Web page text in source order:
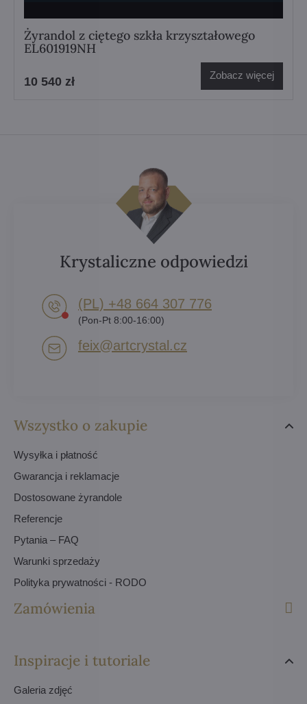
Żyrandol z ciętego szkła krzyształowego
EL601919NH
10 540 zł Zobacz więcej
Wszystko o zakupie
Wysyłka i płatność
Gwarancja i reklamacje
Dostosowane żyrandole
Referencje
Pytania – FAQ
Warunki sprzedaży
Polityka prywatności - RODO
Zamówienia
Inspiracje i tutoriale
Galeria zdjęć
Krystaliczne odpowiedzi
(PL) +48 664 307 776
(Pon-Pt 8:00-16:00)
feix​@artcrystal​.cz